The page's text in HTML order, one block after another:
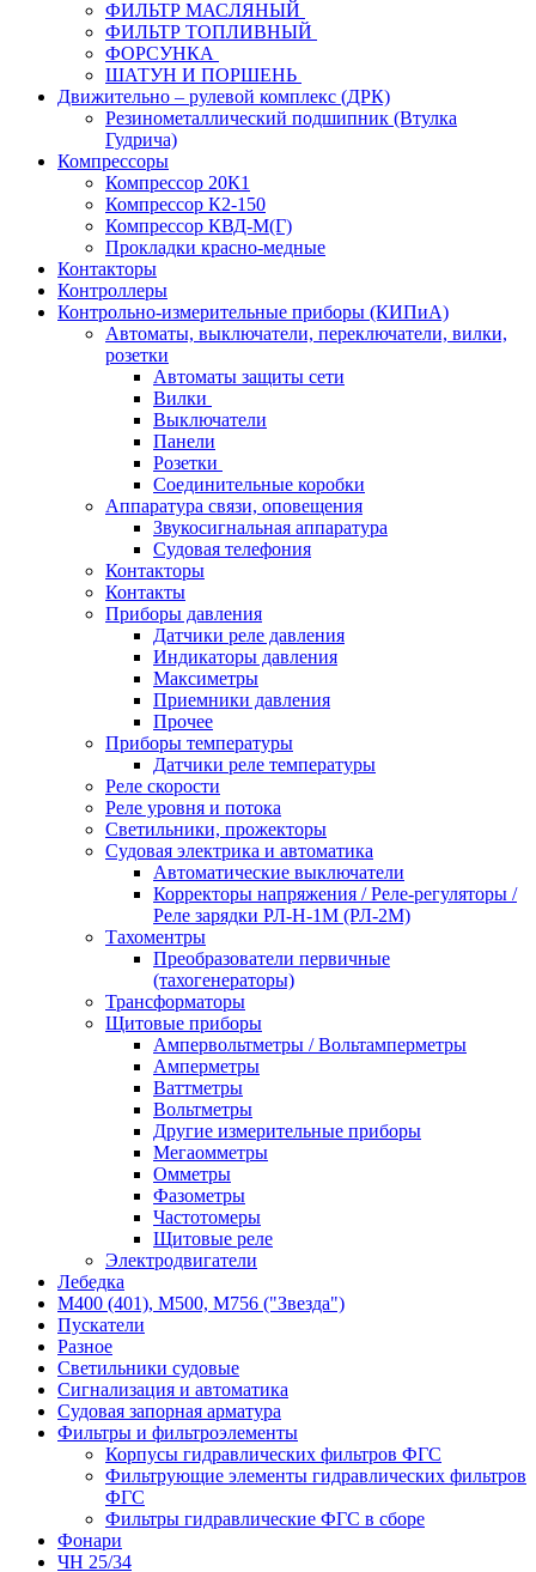
ФИЛЬТР МАСЛЯНЫЙ
ФИЛЬТР ТОПЛИВНЫЙ
ФОРСУНКА
ШАТУН И ПОРШЕНЬ
Движительно – рулевой комплекс (ДРК)
Резинометаллический подшипник (Втулка
Гудрича)
Компрессоры
Компрессор 20К1
Компрессор К2-150
Компрессор КВД-М(Г)
Прокладки красно-медные
Контакторы
Контроллеры
Контрольно-измерительные приборы (КИПиА)
Автоматы, выключатели, переключатели, вилки,
розетки
Автоматы защиты сети
Вилки
Выключатели
Панели
Розетки
Соединительные коробки
Аппаратура связи, оповещения
Звукосигнальная аппаратура
Судовая телефония
Контакторы
Контакты
Приборы давления
Датчики реле давления
Индикаторы давления
Максиметры
Приемники давления
Прочее
Приборы температуры
Датчики реле температуры
Реле скорости
Реле уровня и потока
Светильники, прожекторы
Судовая электрика и автоматика
Автоматические выключатели
Корректоры напряжения / Реле-регуляторы /
Реле зарядки РЛ-Н-1М (РЛ-2М)
Тахоментры
Преобразователи первичные
(тахогенераторы)
Трансформаторы
Щитовые приборы
Ампервольтметры / Вольтамперметры
Амперметры
Ваттметры
Вольтметры
Другие измерительные приборы
Мегаомметры
Омметры
Фазометры
Частотомеры
Щитовые реле
Электродвигатели
Лебедка
М400 (401), М500, М756 ("Звезда")
Пускатели
Разное
Светильники судовые
Сигнализация и автоматика
Судовая запорная арматура
Фильтры и фильтроэлементы
Корпусы гидравлических фильтров ФГС
Фильтрующие элементы гидравлических фильтров
ФГС
Фильтры гидравлические ФГС в сборе
Фонари
ЧН 25/34